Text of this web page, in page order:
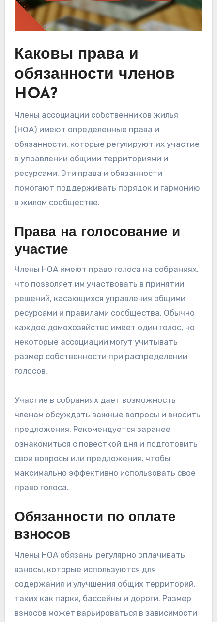
Каковы права и
обязанности членов
HOA?
Члены ассоциации собственников жилья
(HOA) имеют определенные права и
обязанности, которые регулируют их участие
в управлении общими территориями и
ресурсами. Эти права и обязанности
помогают поддерживать порядок и гармонию
в жилом сообществе.
Права на голосование и
участие
Члены HOA имеют право голоса на собраниях,
что позволяет им участвовать в принятии
решений, касающихся управления общими
ресурсами и правилами сообщества. Обычно
каждое домохозяйство имеет один голос, но
некоторые ассоциации могут учитывать
размер собственности при распределении
голосов.
Участие в собраниях дает возможность
членам обсуждать важные вопросы и вносить
предложения. Рекомендуется заранее
ознакомиться с повесткой дня и подготовить
свои вопросы или предложения, чтобы
максимально эффективно использовать свое
право голоса.
Обязанности по оплате
взносов
Члены HOA обязаны регулярно оплачивать
взносы, которые используются для
содержания и улучшения общих территорий,
таких как парки, бассейны и дороги. Размер
взносов может варьироваться в зависимости